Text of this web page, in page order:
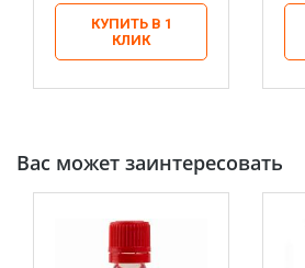
КУПИТЬ В 1
КЛИК
Вас может заинтересовать